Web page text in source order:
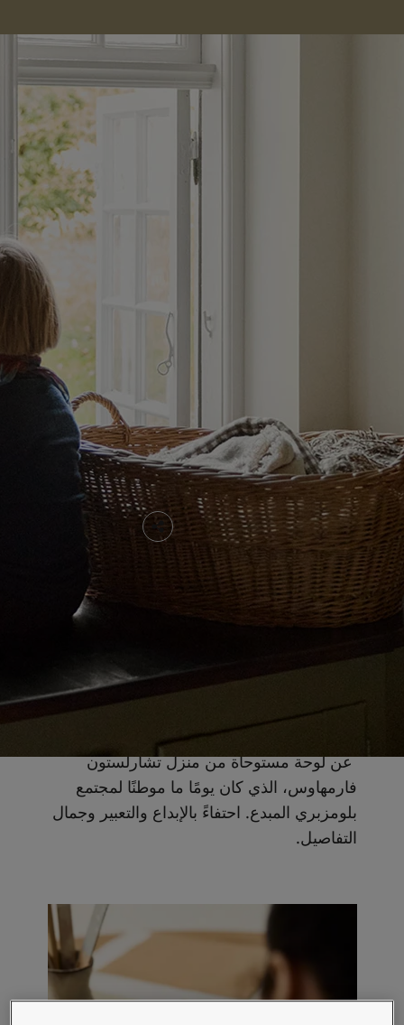
مساحات تنبض بالحياة - أحدث مجموعة ألوان جوتن
05 DEC 2025 مدة القراءة: 5 دقائق
ألوان من الطبيعة تضيف لمسة
نعومة إلى بيتك
من بين درجاتها المتعددة، تكشف مجموعة
ألوان جوتن لعام 2026 مساحات تنبض بالحياة
عن لوحة مستوحاة من منزل تشارلستون
فارمهاوس، الذي كان يومًا ما موطنًا لمجتمع
بلومزبري المبدع. احتفاءً بالإبداع والتعبير وجمال
التفاصيل.